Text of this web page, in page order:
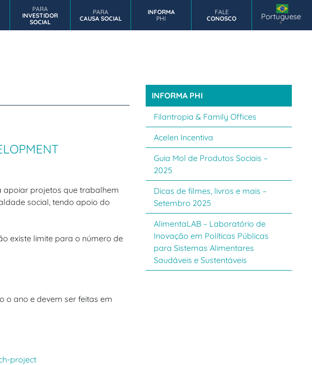
PARA
INVESTIDOR
SOCIAL
INVESTIDORES E
PARCEIROS
PARA
CAUSA SOCIAL
CADASTRE SUA
INSTITUIÇÃO
INFORMA
PHI
NOSSAS
PUBLICAÇÕES
FALE
CONOSCO
FAQ Portuguese
▼
apoiar projetos que trabalhem
social, tendo apoio do
existe limite para o número de
o ano e devem ser feitas em
project
INFORMA PHI
Filantropia & Family Offices
Acelen Incentiva
Guia Mol de Produtos Sociais –
2025
Dicas de filmes, livros e mais –
Setembro 2025
AlimentaLAB – Laboratório de
Inovação em Políticas Públicas
para Sistemas Alimentares
Saudáveis e Sustentáveis